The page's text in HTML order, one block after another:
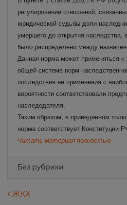
регулирование отношений,
юридической судьбы доли
умершего до открытия наследства,
было распределено между
Данная норма может применяться к
общей системе норм
последствия ее применения с
вероятности соответствовали
наследодателя.
Таким образом, в приведенном
норма соответствует Конституции
Читать материал полностью
Без рубрики
Навигация по
ЖКХ